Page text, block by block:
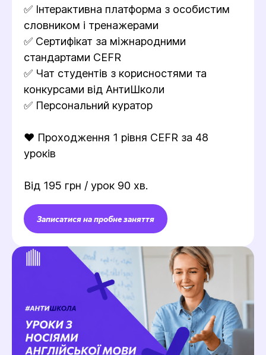
✅ Інтерактивна платформа з особистим
словником і тренажерами
✅ Сертифікат за міжнародними
стандартами CEFR
✅ Чат студентів з корисностями та
конкурсами від АнтиШколи
✅ Персональний куратор
❤️ Проходження 1 рівня CEFR за 48
уроків
Від 195 грн / урок 90 хв.
Записатися на пробне заняття